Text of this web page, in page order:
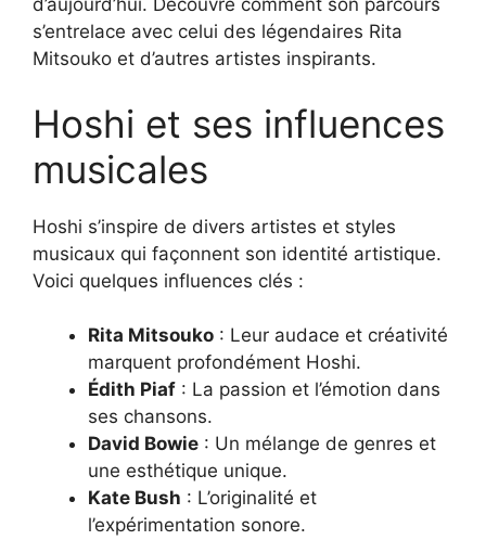
d’aujourd’hui. Découvre comment son parcours
s’entrelace avec celui des légendaires Rita
Mitsouko et d’autres artistes inspirants.
Hoshi et ses influences
musicales
Hoshi s’inspire de divers artistes et styles
musicaux qui façonnent son identité artistique.
Voici quelques influences clés :
Rita Mitsouko : Leur audace et créativité
marquent profondément Hoshi.
Édith Piaf : La passion et l’émotion dans
ses chansons.
David Bowie : Un mélange de genres et
une esthétique unique.
Kate Bush : L’originalité et
l’expérimentation sonore.